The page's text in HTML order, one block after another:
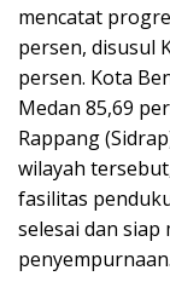
mencatat
persen, disusul
persen. Kota
Medan 85,69
Rappang
wilayah
fasilitas
selesai dan
penyempurnaan.